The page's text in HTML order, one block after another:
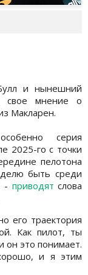
и нынешний
свое мнение о
Макларен.
серия
2025-го с точки
пелотона
быть среди
- приводят слова
его траектория
Как пилот, ты
он это понимает.
и я этим